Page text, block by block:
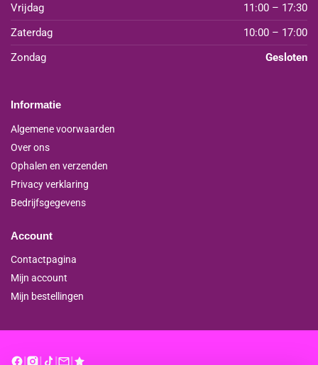
Vrijdag
11:00 – 17:30
Zaterdag
10:00 – 17:00
Zondag
Gesloten
Informatie
Algemene voorwaarden
Over ons
Ophalen en verzenden
Privacy verklaring
Bedrijfsgegevens
Account
Contactpagina
Mijn account
Mijn bestellingen